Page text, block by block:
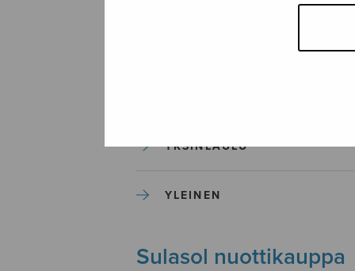
SOITINKOULUT JA OPPAAT
YKSINLAULU
YLEINEN
Sulasol nuottikauppa